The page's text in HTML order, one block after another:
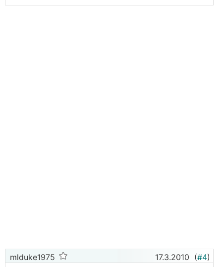
mlduke1975 17.3.2010 (#4)